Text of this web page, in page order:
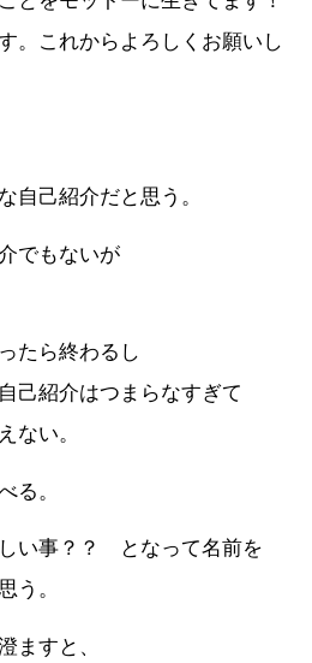
。これからよろしくお願いし
自己紹介だと思う。
でもないが
たら終わるし
己紹介はつまらなすぎて
ない。
る。
事？？ となって名前を
う。
ますと、